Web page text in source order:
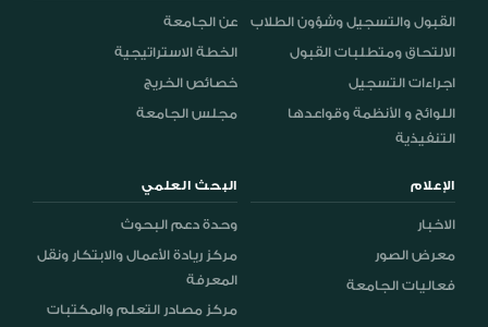
القبول والتسجيل وشؤون الطلاب
الالتحاق ومتطلبات القبول
اجراءات التسجيل
اللوائح و الأنظمة وقواعدها
التنفيذية
عن الجامعة
الخطة الاستراتيجية
خصائص الخريج
مجلس الجامعة
الإعلام
الاخبار
معرض الصور
فعاليات الجامعة
البحث العلمي
وحدة دعم البحوث
مركز ريادة الأعمال والابتكار ونقل
المعرفة
مركز مصادر التعلم والمكتبات